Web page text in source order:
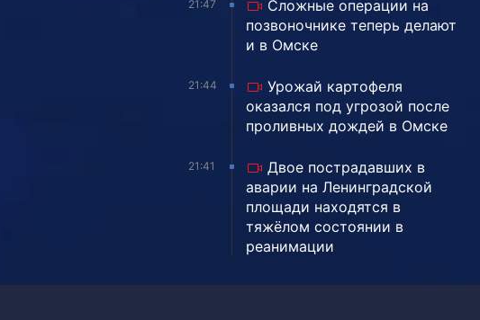
21:47
Сложные операции на
позвоночнике теперь делают
и в Омске
21:44
Урожай картофеля
оказался под угрозой после
проливных дождей в Омске
21:41
Двое пострадавших в
аварии на Ленинградской
площади находятся в
тяжёлом состоянии в
реанимации